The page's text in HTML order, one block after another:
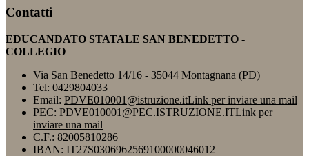
Contatti
EDUCANDATO STATALE SAN BENEDETTO -
COLLEGIO
Via San Benedetto 14/16 - 35044 Montagnana (PD)
Tel: 0429804033
Email: PDVE010001@istruzione.itLink per inviare una mail
PEC: PDVE010001@PEC.ISTRUZIONE.ITLink per
inviare una mail
C.F.: 82005810286
IBAN: IT27S0306962569100000046012